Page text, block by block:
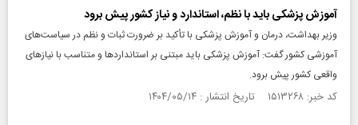
آموزش پزشکی باید با نظم، استاندارد و نیاز کشور پیش برود
وزیر بهداشت، درمان و آموزش پزشکی با تأکید بر ضرورت ثبات و نظم در سیاست‌های
آموزشی کشور گفت: آموزش پزشکی باید مبتنی بر استاندارد‌ها و متناسب با نیاز‌های
واقعی کشور پیش برود.
کد خبر: ۱۵۱۳۲۶۸ تاریخ انتشار : ۱۴۰۴/۰۵/۱۴